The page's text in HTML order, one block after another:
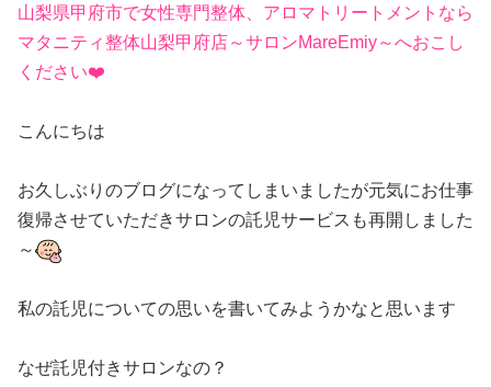
山梨県甲府市で女性専門整体、アロマトリートメントなら
マタニティ整体山梨甲府店～サロンMareEmiy～へおこし
ください❤️
こんにちは
お久しぶりのブログになってしまいましたが元気にお仕事
復帰させていただきサロンの託児サービスも再開しました
～
私の託児についての思いを書いてみようかなと思います
なぜ託児付きサロンなの？